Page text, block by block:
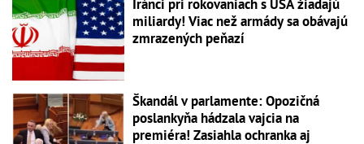
Iránci pri rokovaniach s USA žiadajú
miliardy! Viac než armády sa obávajú
zmrazených peňazí
Škandál v parlamente: Opozičná
poslankyňa hádzala vajcia na
premiéra! Zasiahla ochranka aj